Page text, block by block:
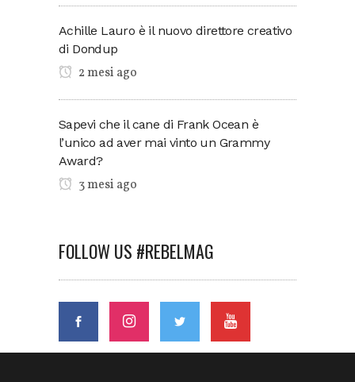
Achille Lauro è il nuovo direttore creativo
di Dondup
2 mesi ago
Sapevi che il cane di Frank Ocean è
l’unico ad aver mai vinto un Grammy
Award?
3 mesi ago
FOLLOW US #REBELMAG